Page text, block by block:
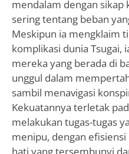
mendalam dengan sikap
sering tentang beban
Meskipun ia mengklaim
komplikasi dunia
mereka yang berada di
unggul dalam
sambil menavigasi
Kekuatannya terletak
melakukan tugas-tugas
menipu, dengan
hati yang tersembunyi